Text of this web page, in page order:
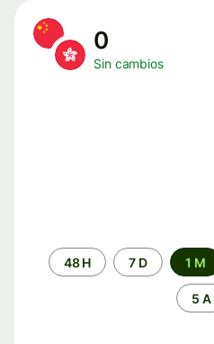
0
Sin cambios
Periodo48 H 7 D 1 M
5 A